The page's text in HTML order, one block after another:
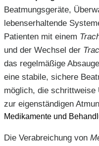
Beatmungsgeräte,
lebenserhaltende
Patienten mit einem
und der Wechsel der
das regelmäßige
eine stabile, sichere
möglich, die schrittweise
zur eigenständigen
Medikamente und
Die Verabreichung von